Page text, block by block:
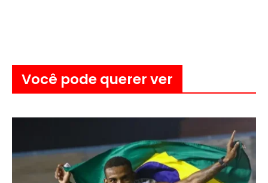
Você pode querer ver